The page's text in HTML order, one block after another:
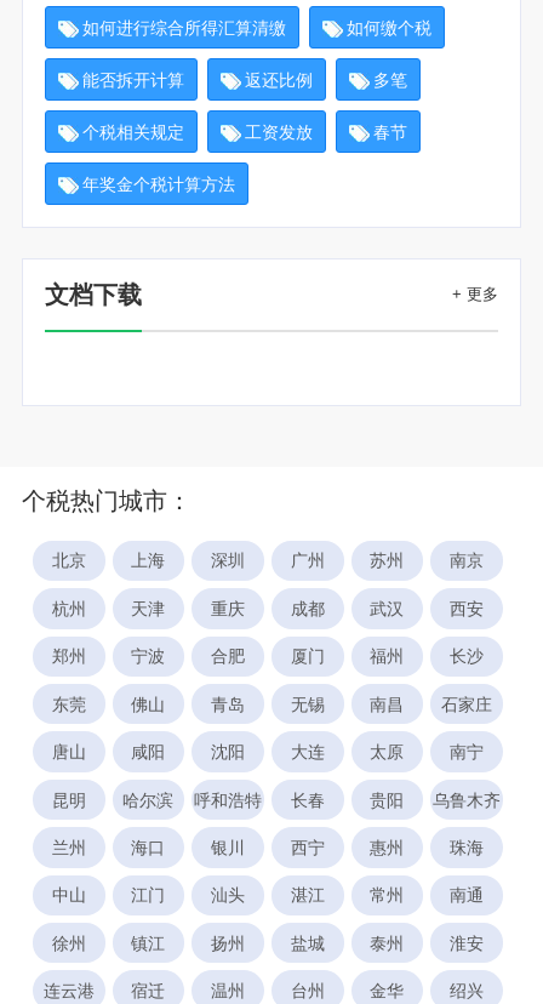
如何进行综合所得汇算清缴 如何缴个税
能否拆开计算 返还比例 多笔
个税相关规定 工资发放 春节
年奖金个税计算方法
文档下载 + 更多
个税热门城市：
北京 上海 深圳 广州 苏州 南京
杭州 天津 重庆 成都 武汉 西安
郑州 宁波 合肥 厦门 福州 长沙
东莞 佛山 青岛 无锡 南昌 石家庄
唐山 咸阳 沈阳 大连 太原 南宁
昆明 哈尔滨 呼和浩特 长春 贵阳 乌鲁木齐
兰州 海口 银川 西宁 惠州 珠海
中山 江门 汕头 湛江 常州 南通
徐州 镇江 扬州 盐城 泰州 淮安
连云港 宿迁 温州 台州 金华 绍兴